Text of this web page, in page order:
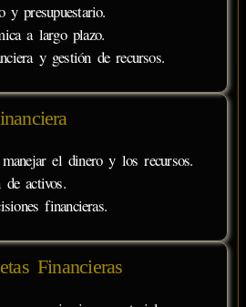
y presupuestario.
a largo plazo.
y gestión de recursos.
el dinero y los recursos.
activos.
financieras.
Financieras